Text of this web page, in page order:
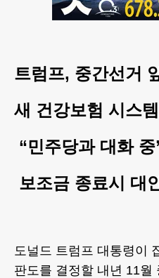
트럼프, 중간선거
새 건강보험 시스
“민주당과 대화
보조금 종료시 대
도널드 트럼프 대통령이
판도를 결정할 내년 11월